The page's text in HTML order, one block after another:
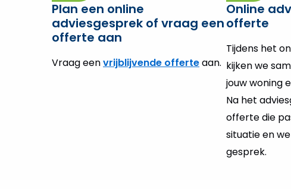
Plan een online
adviesgesprek of vraag een
offerte aan
Vraag eenvrijblijvende offerteaan.
Online
offerte
Tijdens het
kijken we
jouw woning
Na het
offerte die
situatie en
gesprek.